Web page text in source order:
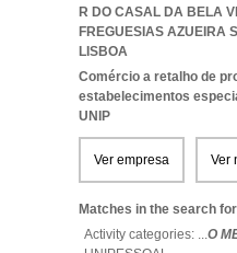
R DO CASAL DA BELA
FREGUESIAS AZUEIRA
LISBOA
Comércio a retalho de
estabelecimentos
UNIP
Ver empresa Ver
Matches in the search
Activity categories: ...O